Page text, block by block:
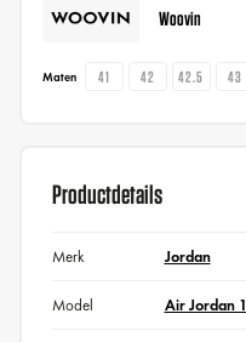
Woovin
Maten 41 42 42.5 43
Productdetails
Merk Jordan
Model Air Jordan 1